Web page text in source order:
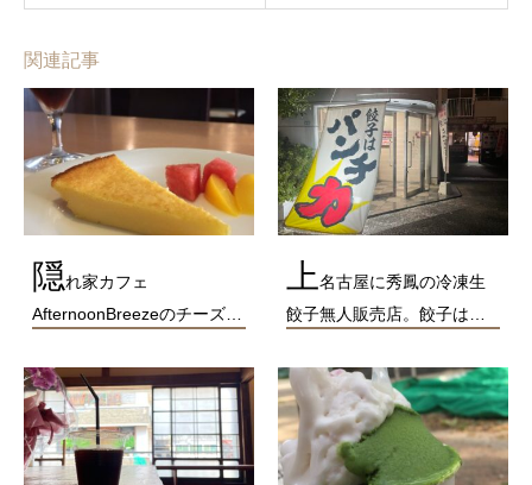
関連記事
隠れ家カフェ
AfternoonBreezeのチーズ…
上名古屋に秀鳳の冷凍生
餃子無人販売店。餃子は…